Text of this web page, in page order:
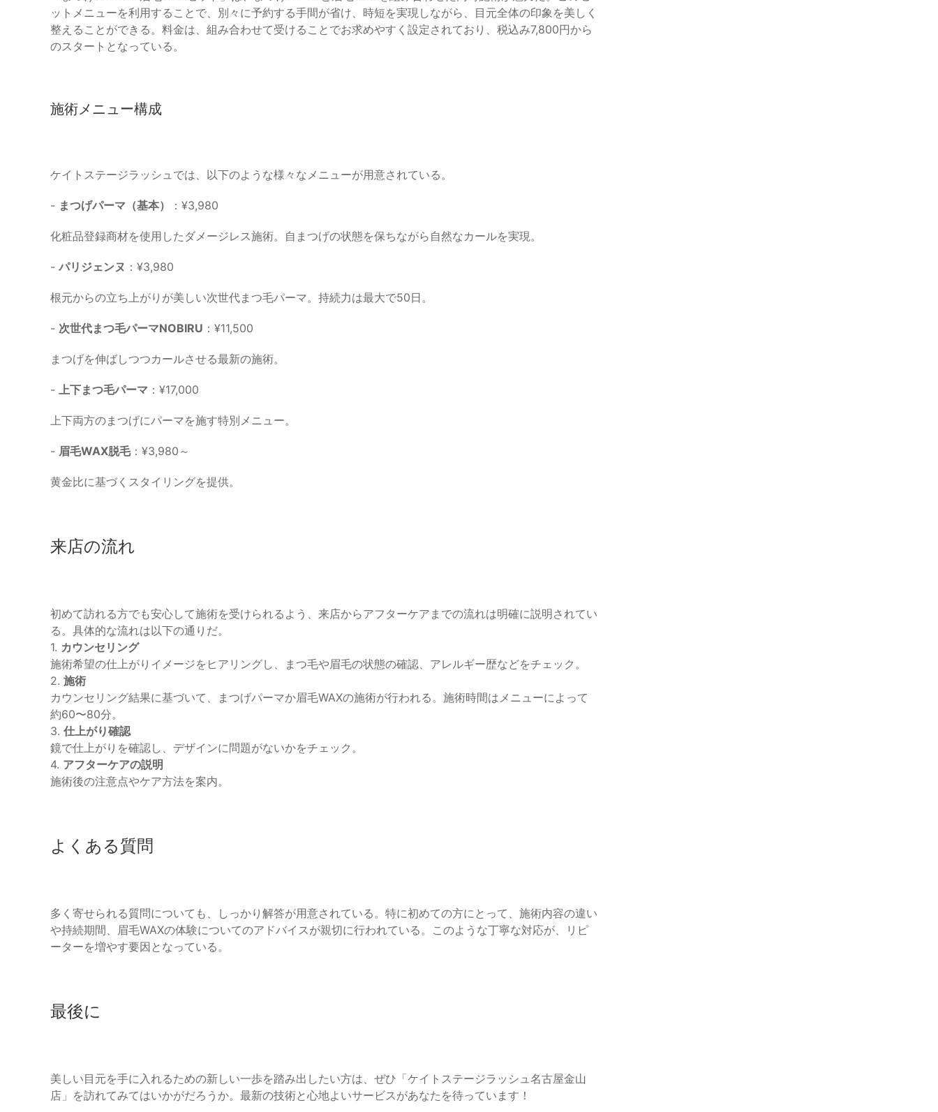
ットメニューを利用することで、別々に予約する手間が省け、時短を実現しながら、目元全体の印象を美しく
整えることができる。料金は、組み合わせて受けることでお求めやすく設定されており、税込み7,800円から
のスタートとなっている。
施術メニュー構成
ケイトステージラッシュでは、以下のような様々なメニューが用意されている。
- まつげパーマ（基本） ：¥3,980
化粧品登録商材を使用したダメージレス施術。自まつげの状態を保ちながら自然なカールを実現。
- パリジェンヌ ：¥3,980
根元からの立ち上がりが美しい次世代まつ毛パーマ。持続力は最大で50日。
- 次世代まつ毛パーマNOBIRU ：¥11,500
まつげを伸ばしつつカールさせる最新の施術。
- 上下まつ毛パーマ ：¥17,000
上下両方のまつげにパーマを施す特別メニュー。
- 眉毛WAX脱毛：¥3,980～
黄金比に基づくスタイリングを提供。
来店の流れ
初めて訪れる方でも安心して施術を受けられるよう、来店からアフターケアまでの流れは明確に説明されてい
る。具体的な流れは以下の通りだ。
1. カウンセリング
施術希望の仕上がりイメージをヒアリングし、まつ毛や眉毛の状態の確認、アレルギー歴などをチェック。
2. 施術
カウンセリング結果に基づいて、まつげパーマか眉毛WAXの施術が行われる。施術時間はメニューによって
約60〜80分。
3. 仕上がり確認
鏡で仕上がりを確認し、デザインに問題がないかをチェック。
4. アフターケアの説明
施術後の注意点やケア方法を案内。
よくある質問
多く寄せられる質問についても、しっかり解答が用意されている。特に初めての方にとって、施術内容の違い
や持続期間、眉毛WAXの体験についてのアドバイスが親切に行われている。このような丁寧な対応が、リピ
ーターを増やす要因となっている。
最後に
美しい目元を手に入れるための新しい一歩を踏み出したい方は、ぜひ「ケイトステージラッシュ名古屋金山
店」を訪れてみてはいかがだろうか。最新の技術と心地よいサービスがあなたを待っています！